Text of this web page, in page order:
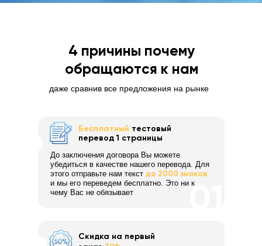
4 причины почему
обращаются к нам
даже сравнив все предложения на рынке
Бесплатный тестовый
перевод 1 страницы
Скидка на первый
До заключения договора Вы можете
убедиться в качестве нашего перевода. Для
этого отправьте нам текст до 2000 знаков
и мы его переведем бесплатно. Это ни к
чему Вас не обязывает